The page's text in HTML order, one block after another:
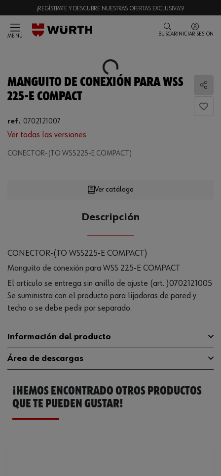
¡REGÍSTRATE Y DESCUBRE NUESTRAS OFERTAS EXCLUSIVAS!
MENÚ BUSCAR INICIAR SESIÓN
Loading...
MANGUITO DE CONEXIÓN PARA WSS
225-E COMPACT
ref.: 0702121007
Ver todas las versiones
CONECTOR-(TO WSS225-E COMPACT)
Loading...
Ver catálogo
Descripción
CONECTOR-(TO WSS225-E COMPACT)
Manguito de conexión para WSS 225-E COMPACT
El artículo se entrega sin anillo de ajuste (art. )0702121005
Se suministra con el producto para lijadoras de pared y
techo o se debe pedir por separado.
Información del producto
HWS 15-LISS 45-M
Área de descargas
Catálogo General 0702121007
¡HEMOS ENCONTRADO OTROS PRODUCTOS
QUE TE PUEDEN GUSTAR!